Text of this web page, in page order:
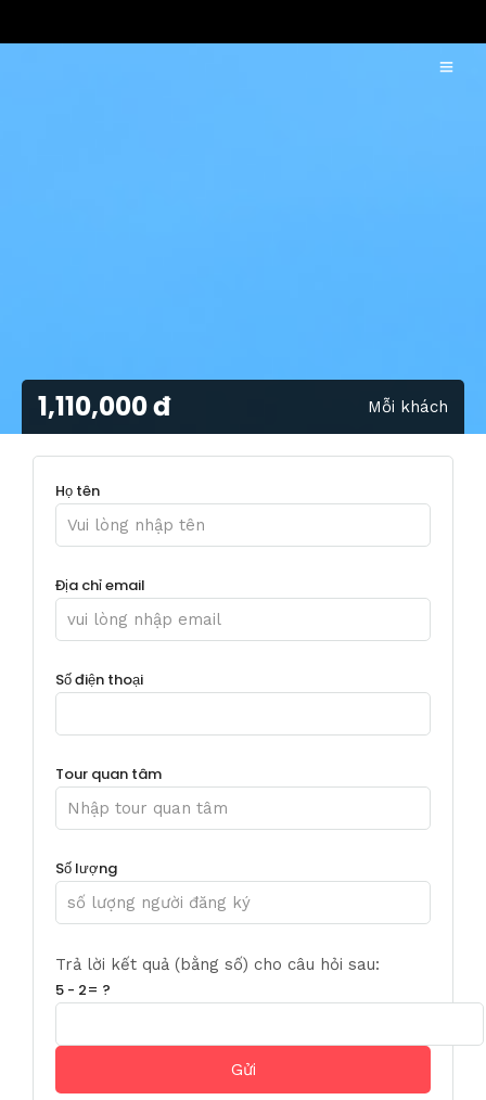
1,110,000 đ Mỗi khách
Họ tên
Địa chỉ email
Số điện thoại
Tour quan tâm
Số lượng
Trả lời kết quả (bằng số) cho câu hỏi sau:
5 - 2= ?